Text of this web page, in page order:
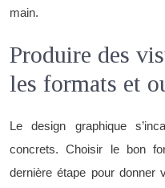
main.
Produire des
les formats et
Le design graphique
concrets. Choisir le bon
dernière étape pour donner